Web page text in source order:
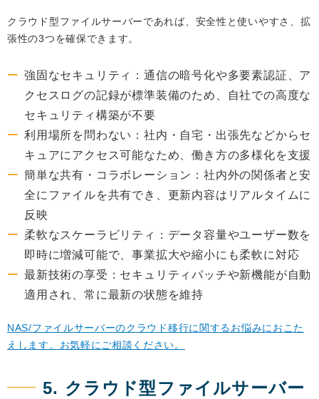
クラウド型ファイルサーバーであれば、安全性と使いやすさ、拡
張性の3つを確保できます。
強固なセキュリティ：通信の暗号化や多要素認証、ア
クセスログの記録が標準装備のため、自社での高度な
セキュリティ構築が不要
利用場所を問わない：社内・自宅・出張先などからセ
キュアにアクセス可能なため、働き方の多様化を支援
簡単な共有・コラボレーション：社内外の関係者と安
全にファイルを共有でき、更新内容はリアルタイムに
反映
柔軟なスケーラビリティ：データ容量やユーザー数を
即時に増減可能で、事業拡大や縮小にも柔軟に対応
最新技術の享受：セキュリティパッチや新機能が自動
適用され、常に最新の状態を維持
NAS/ファイルサーバーのクラウド移行に関するお悩みにおこた
えします。お気軽にご相談ください。
5. クラウド型ファイルサーバー